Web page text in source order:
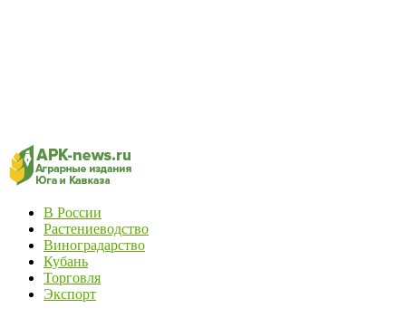
В России
Растениеводство
Виноградарство
Кубань
Торговля
Экспорт